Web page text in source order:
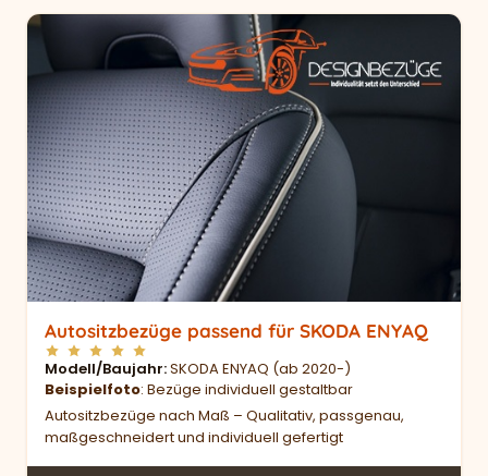
Autositzbezüge passend für SKODA ENYAQ
Modell/Baujahr SKODA ENYAQ (ab 2020-)
Beispielfoto: Bezüge individuell gestaltbar
Autositzbezüge nach Maß – Qualitativ, passgenau,
maßgeschneidert und individuell gefertigt